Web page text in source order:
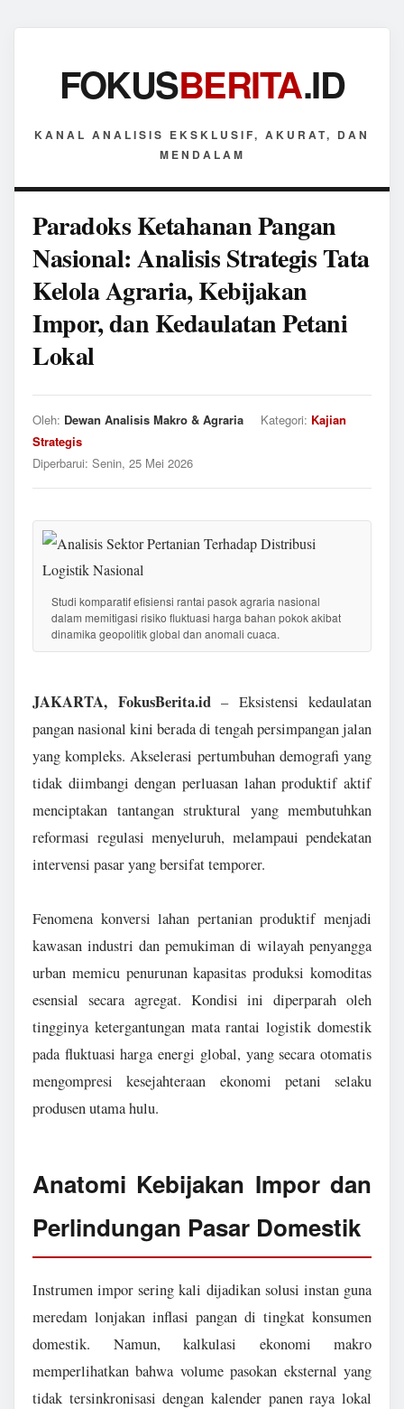
FOKUSBERITA.ID
KANAL ANALISIS EKSKLUSIF, AKURAT, DAN
MENDALAM
Paradoks Ketahanan Pangan
Nasional: Analisis Strategis Tata
Kelola Agraria, Kebijakan
Impor, dan Kedaulatan Petani
Lokal
Oleh: Dewan Analisis Makro & Agraria Kategori: Kajian
Strategis
Diperbarui: Senin, 25 Mei 2026
Studi komparatif efisiensi rantai pasok agraria nasional
dalam memitigasi risiko fluktuasi harga bahan pokok akibat
dinamika geopolitik global dan anomali cuaca.
JAKARTA, FokusBerita.id– Eksistensi kedaulatan
pangan nasional kini berada di tengah persimpangan jalan
yang kompleks. Akselerasi pertumbuhan demografi yang
tidak diimbangi dengan perluasan lahan produktif aktif
menciptakan tantangan struktural yang membutuhkan
reformasi regulasi menyeluruh, melampaui pendekatan
intervensi pasar yang bersifat temporer.
Fenomena konversi lahan pertanian produktif menjadi
kawasan industri dan pemukiman di wilayah penyangga
urban memicu penurunan kapasitas produksi komoditas
esensial secara agregat. Kondisi ini diperparah oleh
tingginya ketergantungan mata rantai logistik domestik
pada fluktuasi harga energi global, yang secara otomatis
mengompresi kesejahteraan ekonomi petani selaku
produsen utama hulu.
Anatomi Kebijakan Impor dan
Perlindungan Pasar Domestik
Instrumen impor sering kali dijadikan solusi instan guna
meredam lonjakan inflasi pangan di tingkat konsumen
domestik. Namun, kalkulasi ekonomi makro
memperlihatkan bahwa volume pasokan eksternal yang
tidak tersinkronisasi dengan kalender panen raya lokal